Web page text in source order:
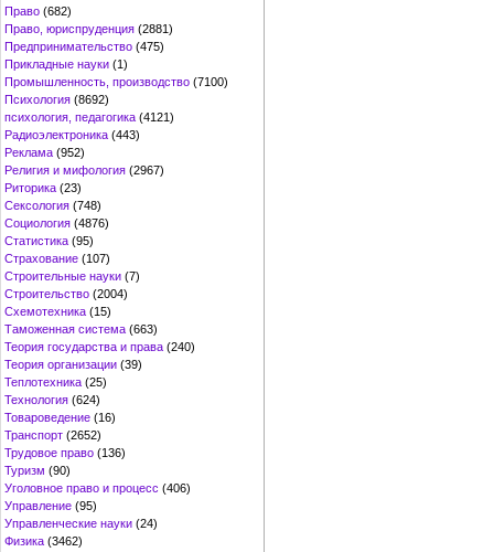
Право (682)
Право, юриспруденция (2881)
Предпринимательство (475)
Прикладные науки (1)
Промышленность, производство (7100)
Психология (8692)
психология, педагогика (4121)
Радиоэлектроника (443)
Реклама (952)
Религия и мифология (2967)
Риторика (23)
Сексология (748)
Социология (4876)
Статистика (95)
Страхование (107)
Строительные науки (7)
Строительство (2004)
Схемотехника (15)
Таможенная система (663)
Теория государства и права (240)
Теория организации (39)
Теплотехника (25)
Технология (624)
Товароведение (16)
Транспорт (2652)
Трудовое право (136)
Туризм (90)
Уголовное право и процесс (406)
Управление (95)
Управленческие науки (24)
Физика (3462)